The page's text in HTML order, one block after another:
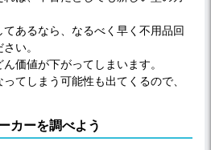
あるなら、なるべく早く不用品回
い。
価値が下がってしまいます。
てしまう可能性も出てくるので、
カーを調べよう